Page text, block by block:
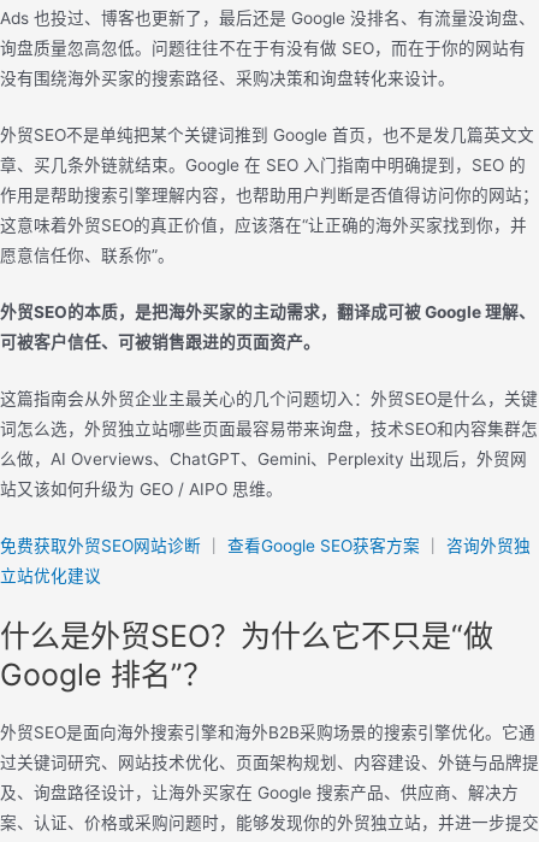
Ads 也投过、博客也更新了，最后还是 Google 没排名、有流量没询盘、
询盘质量忽高忽低。问题往往不在于有没有做 SEO，而在于你的网站有
没有围绕海外买家的搜索路径、采购决策和询盘转化来设计。
外贸SEO不是单纯把某个关键词推到 Google 首页，也不是发几篇英文文
章、买几条外链就结束。Google 在 SEO 入门指南中明确提到，SEO 的
作用是帮助搜索引擎理解内容，也帮助用户判断是否值得访问你的网站；
这意味着外贸SEO的真正价值，应该落在“让正确的海外买家找到你，并
愿意信任你、联系你”。
外贸SEO的本质，是把海外买家的主动需求，翻译成可被 Google 理解、
可被客户信任、可被销售跟进的页面资产。
这篇指南会从外贸企业主最关心的几个问题切入：外贸SEO是什么，关键
词怎么选，外贸独立站哪些页面最容易带来询盘，技术SEO和内容集群怎
么做，AI Overviews、ChatGPT、Gemini、Perplexity 出现后，外贸网
站又该如何升级为 GEO / AIPO 思维。
免费获取外贸SEO网站诊断 查看Google SEO获客方案
咨询外贸独
立站优化建议
什么是外贸SEO？为什么它不只是“做
Google 排名”？
外贸SEO是面向海外搜索引擎和海外B2B采购场景的搜索引擎优化。它通
过关键词研究、网站技术优化、页面架构规划、内容建设、外链与品牌提
及、询盘路径设计，让海外买家在 Google 搜索产品、供应商、解决方
案、认证、价格或采购问题时，能够发现你的外贸独立站，并进一步提交